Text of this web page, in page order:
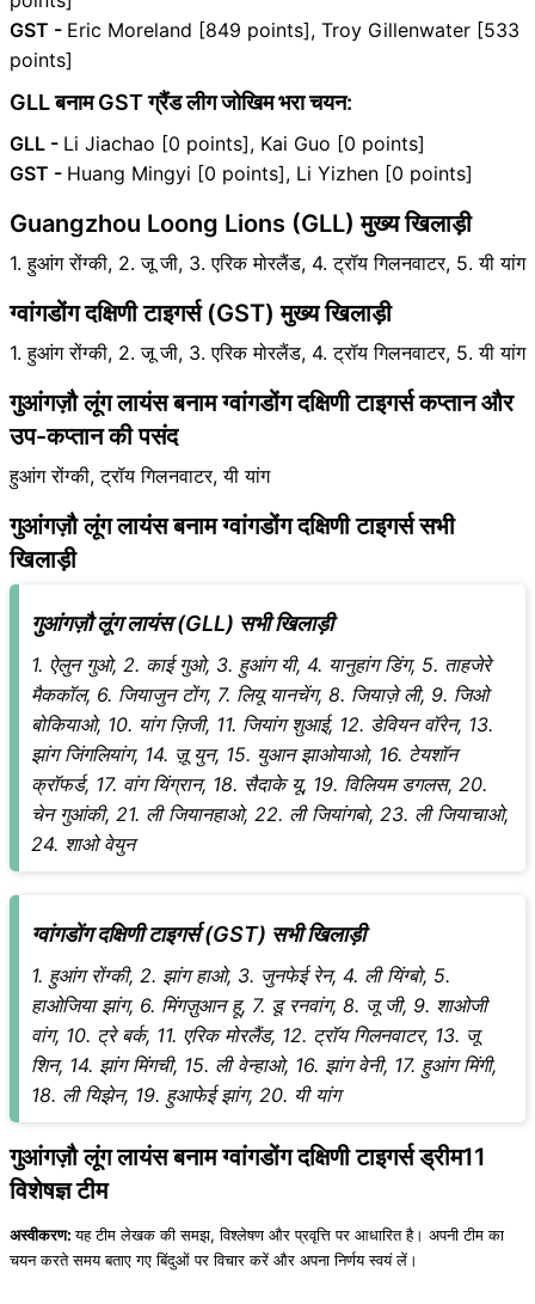
GST - Eric Moreland [849 points], Troy Gillenwater [533
points]
GLL बनाम GST ग्रैंड लीग जोखिम भरा चयन:
GLL - Li Jiachao [0 points], Kai Guo [0 points]
GST - Huang Mingyi [0 points], Li Yizhen [0 points]
Guangzhou Loong Lions (GLL) मुख्य खिलाड़ी
1. हुआंग रोंग्की, 2. जू जी, 3. एरिक मोरलैंड, 4. ट्रॉय गिलनवाटर, 5. यी यांग
ग्वांगडोंग दक्षिणी टाइगर्स (GST) मुख्य खिलाड़ी
1. हुआंग रोंग्की, 2. जू जी, 3. एरिक मोरलैंड, 4. ट्रॉय गिलनवाटर, 5. यी यांग
गुआंगज़ौ लूंग लायंस बनाम ग्वांगडोंग दक्षिणी टाइगर्स कप्तान और
उप-कप्तान की पसंद
हुआंग रोंग्की, ट्रॉय गिलनवाटर, यी यांग
गुआंगज़ौ लूंग लायंस बनाम ग्वांगडोंग दक्षिणी टाइगर्स सभी
खिलाड़ी
गुआंगज़ौ लूंग लायंस (GLL) सभी खिलाड़ी
1. ऐलुन गुओ, 2. काई गुओ, 3. हुआंग यी, 4. यानुहांग डिंग, 5. ताहजेरे
मैककॉल, 6. जियाजुन टोंग, 7. लियू यानचेंग, 8. जियाज़े ली, 9. जिओ
बोकियाओ, 10. यांग ज़िजी, 11. जियांग शुआई, 12. डेवियन वॉरेन, 13.
झांग जिंगलियांग, 14. ज़ू युन, 15. युआन झाओयाओ, 16. टेयशॉन
क्रॉफर्ड, 17. वांग यिंग्रान, 18. सैदाके यू, 19. विलियम डगलस, 20.
चेन गुआंकी, 21. ली जियानहाओ, 22. ली जियांगबो, 23. ली जियाचाओ,
24. शाओ वेयुन
ग्वांगडोंग दक्षिणी टाइगर्स (GST) सभी खिलाड़ी
1. हुआंग रोंग्की, 2. झांग हाओ, 3. जुनफेई रेन, 4. ली यिंग्बो, 5.
हाओजिया झांग, 6. मिंगज़ुआन हू, 7. डू रनवांग, 8. जू जी, 9. शाओजी
वांग, 10. ट्रे बर्क, 11. एरिक मोरलैंड, 12. ट्रॉय गिलनवाटर, 13. जू
शिन, 14. झांग मिंगची, 15. ली वेन्हाओ, 16. झांग वेनी, 17. हुआंग मिंगी,
18. ली यिझेन, 19. हुआफेई झांग, 20. यी यांग
गुआंगज़ौ लूंग लायंस बनाम ग्वांगडोंग दक्षिणी टाइगर्स ड्रीम11
विशेषज्ञ टीम
अस्वीकरण:यह टीम लेखक की समझ, विश्लेषण और प्रवृत्ति पर आधारित है। अपनी टीम का
चयन करते समय बताए गए बिंदुओं पर विचार करें और अपना निर्णय स्वयं लें।